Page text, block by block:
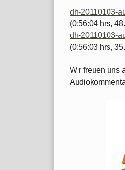
dh-20110103-
(0:56:04 hrs,
dh-20110103-
(0:56:03 hrs,
Wir freuen uns